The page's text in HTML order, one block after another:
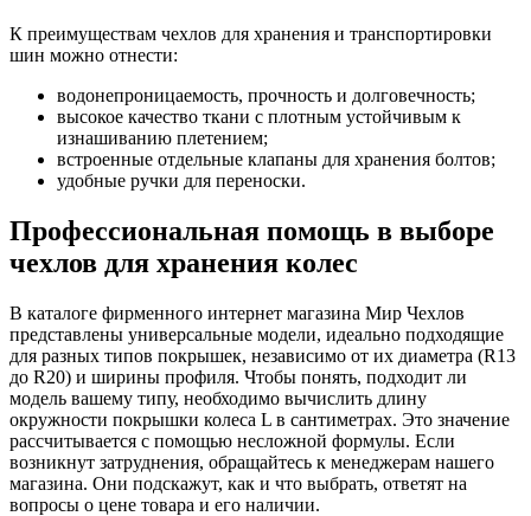
К преимуществам чехлов для хранения и транспортировки
шин можно отнести:
водонепроницаемость, прочность и долговечность;
высокое качество ткани с плотным устойчивым к
изнашиванию плетением;
встроенные отдельные клапаны для хранения болтов;
удобные ручки для переноски.
Профессиональная помощь в выборе
чехлов для хранения колес
В каталоге фирменного интернет магазина Мир Чехлов
представлены универсальные модели, идеально подходящие
для разных типов покрышек, независимо от их диаметра (R13
до R20) и ширины профиля. Чтобы понять, подходит ли
модель вашему типу, необходимо вычислить длину
окружности покрышки колеса L в сантиметрах. Это значение
рассчитывается с помощью несложной формулы. Если
возникнут затруднения, обращайтесь к менеджерам нашего
магазина. Они подскажут, как и что выбрать, ответят на
вопросы о цене товара и его наличии.